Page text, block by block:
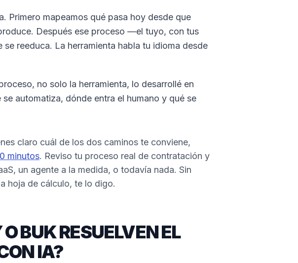
Primero mapeamos qué pasa hoy desde que
Después ese proceso —el tuyo, con tus
reeduca. La herramienta habla tu idioma desde
no solo la herramienta, lo desarrollé en
se automatiza, dónde entra el humano y qué se
claro cuál de los dos caminos te conviene,
minutos. Reviso tu proceso real de contratación y
un agente a la medida, o todavía nada. Sin
hoja de cálculo, te lo digo.
BUK RESUELVEN EL
IA?